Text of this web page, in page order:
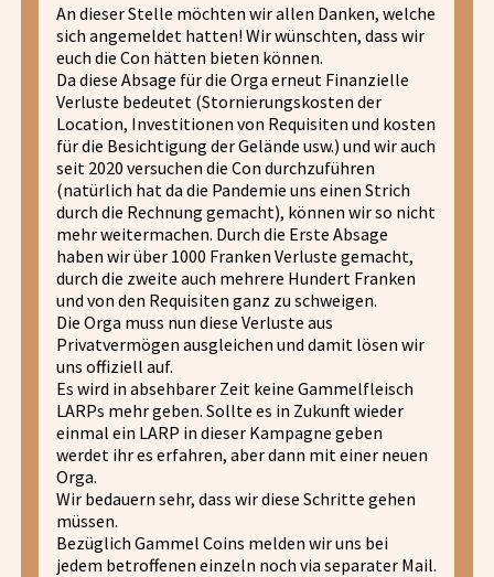
An dieser Stelle möchten wir allen Danken, welche
sich angemeldet hatten! Wir wünschten, dass wir
euch die Con hätten bieten können.
Da diese Absage für die Orga erneut Finanzielle
Verluste bedeutet (Stornierungskosten der
Location, Investitionen von Requisiten und kosten
für die Besichtigung der Gelände usw.) und wir auch
seit 2020 versuchen die Con durchzuführen
(natürlich hat da die Pandemie uns einen Strich
durch die Rechnung gemacht), können wir so nicht
mehr weitermachen. Durch die Erste Absage
haben wir über 1000 Franken Verluste gemacht,
durch die zweite auch mehrere Hundert Franken
und von den Requisiten ganz zu schweigen.
Die Orga muss nun diese Verluste aus
Privatvermögen ausgleichen und damit lösen wir
uns offiziell auf.
Es wird in absehbarer Zeit keine Gammelfleisch
LARPs mehr geben. Sollte es in Zukunft wieder
einmal ein LARP in dieser Kampagne geben
werdet ihr es erfahren, aber dann mit einer neuen
Orga.
Wir bedauern sehr, dass wir diese Schritte gehen
müssen.
Bezüglich Gammel Coins melden wir uns bei
jedem betroffenen einzeln noch via separater Mail.